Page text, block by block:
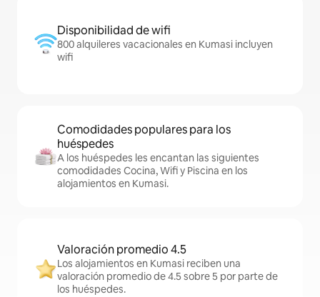
Disponibilidad de wifi
800 alquileres vacacionales en Kumasi incluyen
wifi
Comodidades populares para los
huéspedes
A los huéspedes les encantan las siguientes
comodidades Cocina, Wifi y Piscina en los
alojamientos en Kumasi.
Valoración promedio 4.5
Los alojamientos en Kumasi reciben una
valoración promedio de 4.5 sobre 5 por parte de
los huéspedes.